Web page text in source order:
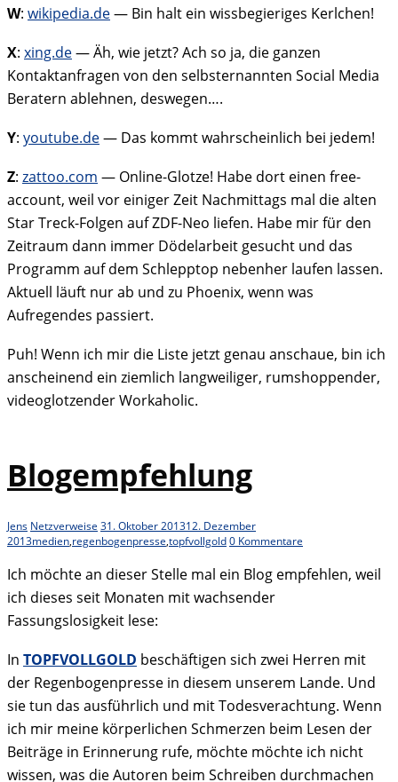
W: wikipedia.de— Bin halt ein wissbegieriges Kerlchen!
X: xing.de— Äh, wie jetzt? Ach so ja, die ganzen
Kontaktanfragen von den selbsternannten Social Media
Beratern ablehnen, deswegen….
Y: youtube.de— Das kommt wahrscheinlich bei jedem!
Z: zattoo.com — Online-Glotze! Habe dort einen free-
account, weil vor einiger Zeit Nachmittags mal die alten
Star Treck-Folgen auf ZDF-Neo liefen. Habe mir für den
Zeitraum dann immer Dödelarbeit gesucht und das
Programm auf dem Schlepptop nebenher laufen lassen.
Aktuell läuft nur ab und zu Phoenix, wenn was
Aufregendes passiert.
Puh! Wenn ich mir die Liste jetzt genau anschaue, bin ich
anscheinend ein ziemlich langweiliger, rumshoppender,
videoglotzender Workaholic.
Blogempfehlung
Jens Netzverweise 31. Oktober 201312. Dezember
2013medien,regenbogenpresse,topfvollgold0 Kommentare
Ich möchte an dieser Stelle mal ein Blog empfehlen, weil
ich dieses seit Monaten mit wachsender
Fassungslosigkeit lese:
In TOPFVOLLGOLD beschäftigen sich zwei Herren mit
der Regenbogenpresse in diesem unserem Lande. Und
sie tun das ausführlich und mit Todesverachtung. Wenn
ich mir meine körperlichen Schmerzen beim Lesen der
Beiträge in Erinnerung rufe, möchte möchte ich nicht
wissen, was die Autoren beim Schreiben durchmachen